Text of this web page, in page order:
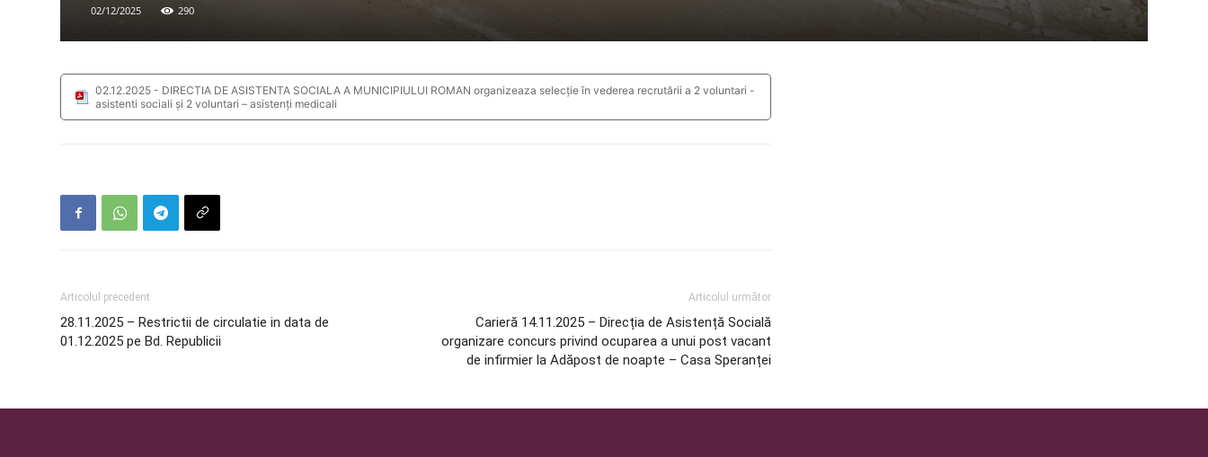
02/12/2025 290
02.12.2025 - DIRECTIA DE ASISTENTA SOCIALA A MUNICIPIULUI ROMAN organizeaza selecție în vederea recrutării a 2 voluntari -
asistenti sociali și 2 voluntari – asistenți medicali
Articolul precedent
28.11.2025 – Restrictii de circulatie in data de
01.12.2025 pe Bd. Republicii
Articolul următor
Carieră 14.11.2025 – Direcția de Asistență Socială
organizare concurs privind ocuparea a unui post vacant
de infirmier la Adăpost de noapte – Casa Speranței